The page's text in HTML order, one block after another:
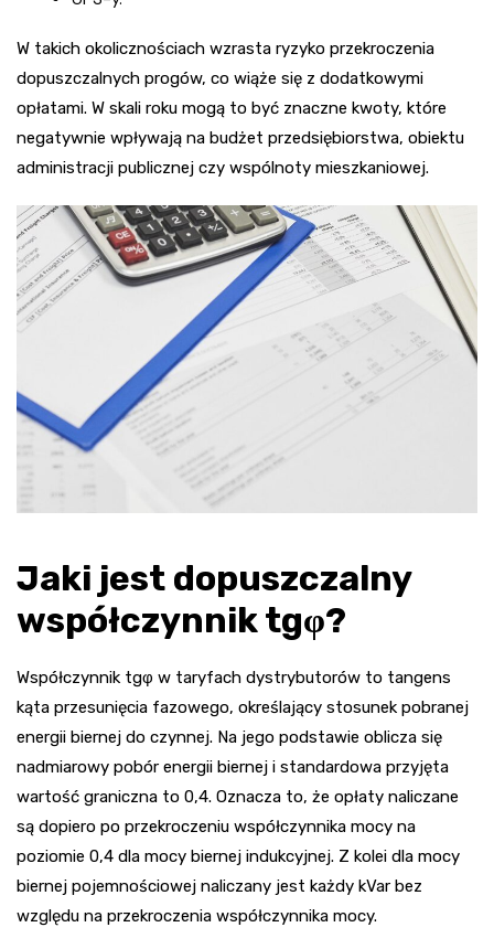
W takich okolicznościach wzrasta ryzyko przekroczenia
dopuszczalnych progów, co wiąże się z dodatkowymi
opłatami. W skali roku mogą to być znaczne kwoty, które
negatywnie wpływają na budżet przedsiębiorstwa, obiektu
administracji publicznej czy wspólnoty mieszkaniowej.
Jaki jest dopuszczalny
współczynnik tgφ?
Współczynnik tgφ w taryfach dystrybutorów to tangens
kąta przesunięcia fazowego, określający stosunek pobranej
energii biernej do czynnej. Na jego podstawie oblicza się
nadmiarowy pobór energii biernej i standardowa przyjęta
wartość graniczna to 0,4. Oznacza to, że opłaty naliczane
są dopiero po przekroczeniu współczynnika mocy na
poziomie 0,4 dla mocy biernej indukcyjnej. Z kolei dla mocy
biernej pojemnościowej naliczany jest każdy kVar bez
względu na przekroczenia współczynnika mocy.